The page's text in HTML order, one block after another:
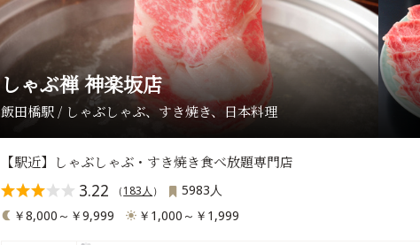
しゃぶ禅 神楽坂店
飯田橋駅 / しゃぶしゃぶ、すき焼き、日本料理
【駅近】しゃぶしゃぶ・すき焼き食べ放題専門店
3.22 （183人 ）
5983人
￥8,000～￥9,999
￥1,000～￥1,999